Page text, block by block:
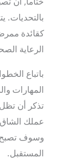
بالتحديات.
كقائدة
الرعاية
باتباع
المهارات
تذكر أن
عملك
وسوف تصبح
المستقبل.